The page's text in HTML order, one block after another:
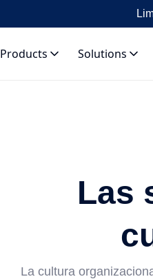
Products Solutions
Las
La cultura